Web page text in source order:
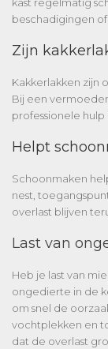
kast regelmatig
beschadigingen
Zijn
Kakkerlakken zijn
Bij een
professionele hulp
Helpt
Schoonmaken
nest,
overlast blijven
Last van
Heb je last van
ongedierte in de
om snel de
vochtplekken en
dat de overlast